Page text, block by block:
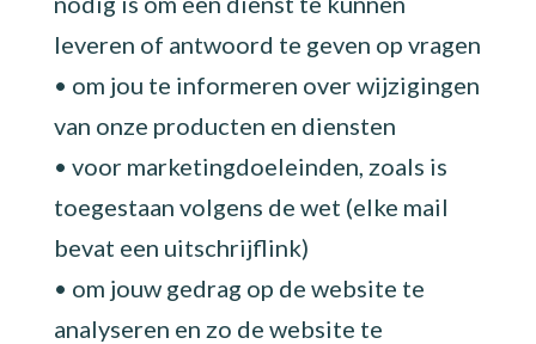
leveren of antwoord te geven op vragen
• om jou te informeren over wijzigingen
van onze producten en diensten
• voor marketingdoeleinden, zoals is
toegestaan volgens de wet (elke mail
bevat een uitschrijflink)
• om jouw gedrag op de website te
analyseren en zo de website te